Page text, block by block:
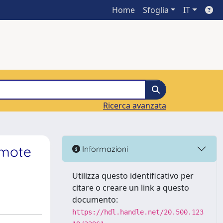
Home Sfoglia IT
Ricerca avanzata
Informazioni
Utilizza questo identificativo per
citare o creare un link a questo
documento:
https://hdl.handle.net/20.500.123